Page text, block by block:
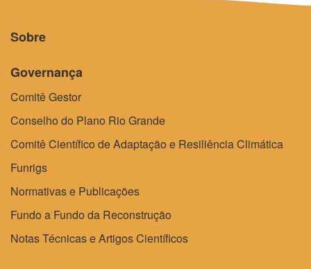
Sobre
Governança
Comitê Gestor
Conselho do Plano Rio Grande
Comitê Científico de Adaptação e Resiliência Climática
Funrigs
Normativas e Publicações
Fundo a Fundo da Reconstrução
Notas Técnicas e Artigos Científicos